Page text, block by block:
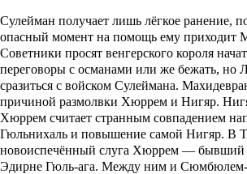
Сулейман получает лишь лёгкое ранение,
опасный момент на помощь ему приходит
Советники просят венгерского короля
переговоры с османами или же бежать, но
сразиться с войском Сулеймана.
причиной размолвки Хюррем и Нигяр.
Хюррем считает странным совпадением
Гюльнихаль и повышение самой Нигяр. В
новоиспечённый слуга Хюррем — бывший
Эдирне Гюль-ага. Между ним и Сюмбюлем-